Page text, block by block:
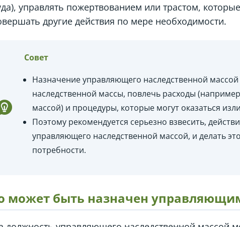
управлять пожертвованием или трастом,
другие действия по мере необходимости.
Совет
Назначение управляющего наследственной
наследственной массы, повлечь расходы
массой) и процедуры, которые могут оказаться
Поэтому рекомендуется серьезно взвесить,
управляющего наследственной массой, и делать
потребности.
может быть назначен